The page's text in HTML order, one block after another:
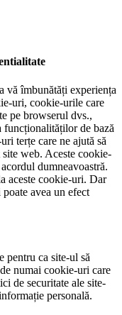
vă îmbunătăți experiența
uri, cookie-urile care
pe browserul dvs.,
funcționalităților de bază
terțe care ne ajută să
web. Aceste cookie-
dumneavoastră.
aceste cookie-uri. Dar
avea un efect
pentru ca site-ul să
numai cookie-uri care
de securitate ale site-
personală.